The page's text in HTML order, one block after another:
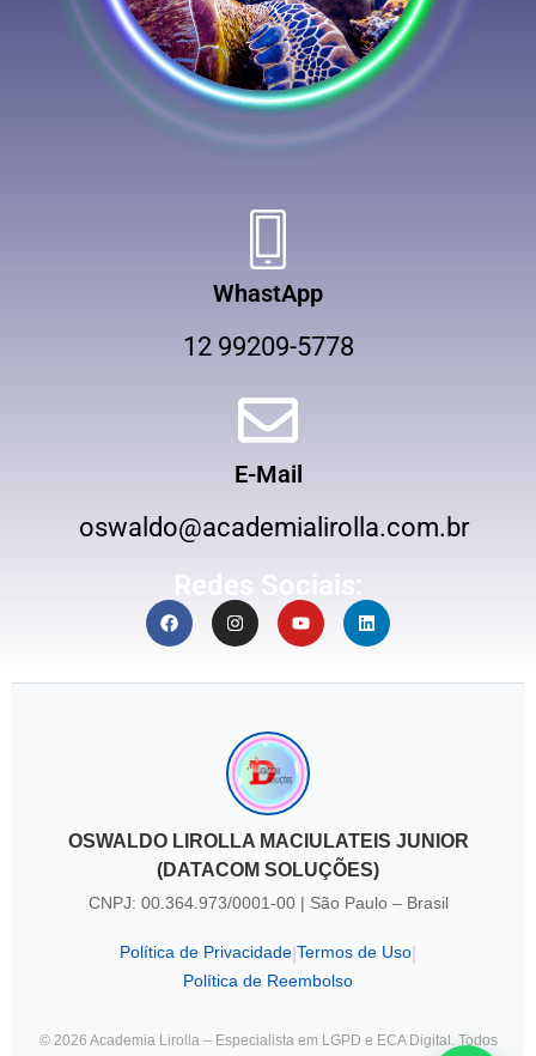
WhastApp
12 99209-5778
E-Mail
oswaldo@academialirolla.com.br
Redes Sociais:
OSWALDO LIROLLA MACIULATEIS JUNIOR
(DATACOM SOLUÇÕES)
CNPJ: 00.364.973/0001-00 | São Paulo – Brasil
Política de Privacidade Termos de Uso
Política de Reembolso
© 2026 Academia Lirolla – Especialista em LGPD e ECA Digital. Todos